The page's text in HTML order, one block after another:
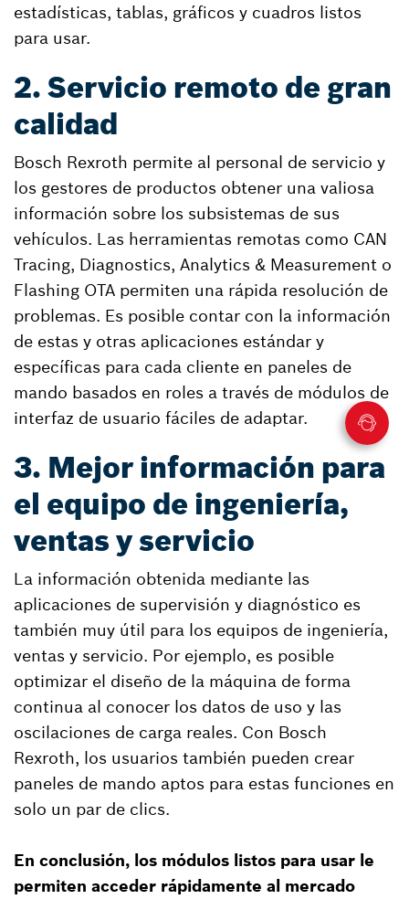
estadísticas, tablas, gráficos y cuadros listos
para usar.
2. Servicio remoto de gran
calidad
Bosch Rexroth permite al personal de servicio y
los gestores de productos obtener una valiosa
información sobre los subsistemas de sus
vehículos. Las herramientas remotas como CAN
Tracing, Diagnostics, Analytics & Measurement o
Flashing OTA permiten una rápida resolución de
problemas. Es posible contar con la información
de estas y otras aplicaciones estándar y
específicas para cada cliente en paneles de
mando basados en roles a través de módulos de
interfaz de usuario fáciles de adaptar.
3. Mejor información para
el equipo de ingeniería,
ventas y servicio
La información obtenida mediante las
aplicaciones de supervisión y diagnóstico es
también muy útil para los equipos de ingeniería,
ventas y servicio. Por ejemplo, es posible
optimizar el diseño de la máquina de forma
continua al conocer los datos de uso y las
oscilaciones de carga reales. Con Bosch
Rexroth, los usuarios también pueden crear
paneles de mando aptos para estas funciones en
solo un par de clics.
En conclusión, los módulos listos para usar le
permiten acceder rápidamente al mercado